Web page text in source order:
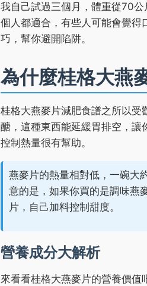
我自己試過三個月，體重從70
個人都適合，有些人可能會覺得
巧，幫你避開陷阱。
為什麼桂格大燕
桂格大燕麥片減肥食譜之所以
醣，這種東西能延緩胃排空，讓
控制熱量很有幫助。
燕麥片的熱量相對低，一碗大
意的是，如果你買的是調味燕
片，自己加料控制甜度。
營養成分大解析
來看看桂格大燕麥片的營養價